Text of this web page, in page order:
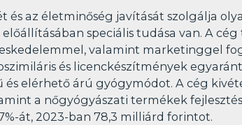
és az életminőség javítását szolgálja
speciális tudása van. A
valamint marketinggel
és licenckészítmények
elérhető árú gyógymódot. A cég
a nőgyógyászati termékek
át, 2023-ban 78,3 milliárd forintot.